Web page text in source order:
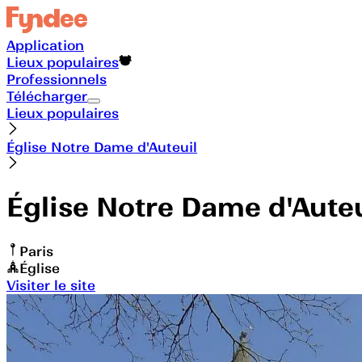
Application
Lieux populaires
Professionnels
Télécharger
Lieux populaires
Église Notre Dame d'Auteuil
Église Notre Dame
Paris
Église
Visiter le site